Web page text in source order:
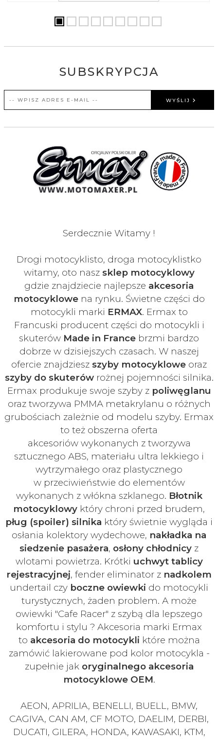
SUBSKRYPCJA
WYŚLIJ
Serdecznie Witamy !
Drogi motocyklisto, droga motocyklistko
witamy, oto nasz sklep motocyklowy
gdzie znajdziecie najlepsze akcesoria
motocyklowena rynku. Świetne części do
motocykli marki ERMAX. Ermax to
Francuski producent części do motocykli i
skuterów Made in France brzmi bardzo
dobrze w dzisiejszych czasach. W naszej
ofercie znajdziesz szyby motocyklowe oraz
szyby do skuterówrożnej pojemności silnika.
Ermax produkuje swoje szyby z poliwęglanu
oraz tworzywa PMMA metakrylanu o różnych
grubościach zależnie od modelu szyby. Ermax
to też obszerna oferta
akcesoriów wykonanych z tworzywa
sztucznego ABS, materiału ultra lekkiego i
wytrzymałego oraz plastycznego
w przeciwieństwie do elementów
wykonanych z włókna szklanego. Błotnik
motocyklowy który chroni przed brudem,
pług (spoiler) silnika który świetnie wygląda i
osłania kolektory wydechowe, nakładka na
siedzenie pasażera, osłony chłodnicy z
wlotami powietrza. Krótki uchwyt tablicy
rejestracyjnej, fender eliminator z nadkolem
undertail czy boczne owiewki do motocykli
turystycznych, żaden problem. A może
owiewki "Cafe Racer" z szybą dla lepszego
komfortu i stylu ? Akcesoria marki Ermax
to akcesoria do motocykli które można
zamówić lakierowane pod kolor motocykla -
zupełnie jak oryginalnego akcesoria
motocyklowe OEM.
AEON, APRILIA, BENELLI, BUELL, BMW,
CAGIVA, CAN AM, CF MOTO, DAELIM, DERBI,
DUCATI, GILERA, HONDA, KAWASAKI, KTM,